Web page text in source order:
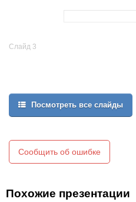
Слайд 3
Посмотреть все слайды
Сообщить об ошибке
Похожие презентации